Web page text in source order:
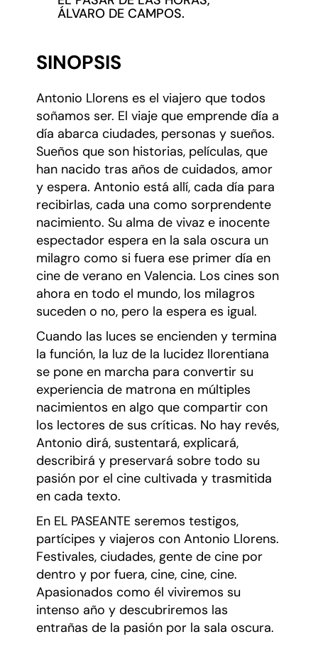
ÁLVARO DE CAMPOS.
SINOPSIS
Antonio Llorens es el viajero que todos
soñamos ser. El viaje que emprende día a
día abarca ciudades, personas y sueños.
Sueños que son historias, películas, que
han nacido tras años de cuidados, amor
y espera. Antonio está allí, cada día para
recibirlas, cada una como sorprendente
nacimiento. Su alma de vivaz e inocente
espectador espera en la sala oscura un
milagro como si fuera ese primer día en
cine de verano en Valencia. Los cines son
ahora en todo el mundo, los milagros
suceden o no, pero la espera es igual.
Cuando las luces se encienden y termina
la función, la luz de la lucidez llorentiana
se pone en marcha para convertir su
experiencia de matrona en múltiples
nacimientos en algo que compartir con
los lectores de sus críticas. No hay revés,
Antonio dirá, sustentará, explicará,
describirá y preservará sobre todo su
pasión por el cine cultivada y trasmitida
en cada texto.
En EL PASEANTE seremos testigos,
partícipes y viajeros con Antonio Llorens.
Festivales, ciudades, gente de cine por
dentro y por fuera, cine, cine, cine.
Apasionados como él viviremos su
intenso año y descubriremos las
entrañas de la pasión por la sala oscura.